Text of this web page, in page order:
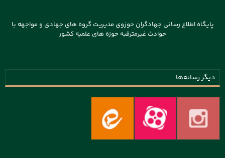
پایگاه اطلاع رسانی جهادگران حوزوی مدیریت گروه های جهادی و مواجهه با
حوادث غیرمترقبه حوزه های علمیه کشور
دیگر رسانه‌ها